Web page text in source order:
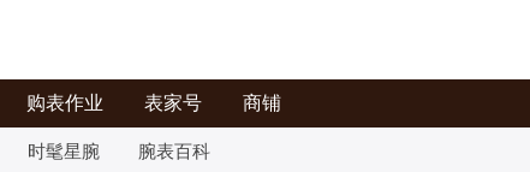
购表作业 表家号 商铺
时髦星腕 腕表百科